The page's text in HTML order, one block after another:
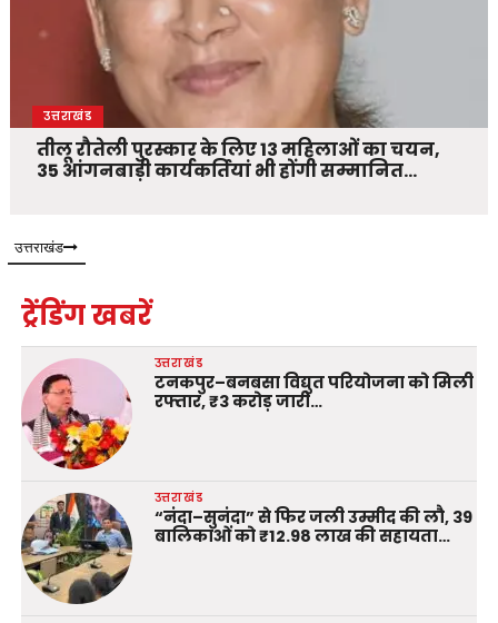
उत्तराखंड
तीलू रौतेली पुरस्कार के लिए 13 महिलाओं का चयन,
35 आंगनबाड़ी कार्यकर्तियां भी होंगी सम्मानित…
उत्तराखंड
ट्रेंडिंग खबरें
उत्तराखंड
टनकपुर–बनबसा विद्युत परियोजना को मिली
रफ्तार, ₹3 करोड़ जारी…
उत्तराखंड
“नंदा–सुनंदा” से फिर जली उम्मीद की लौ, 39
बालिकाओं को ₹12.98 लाख की सहायता…